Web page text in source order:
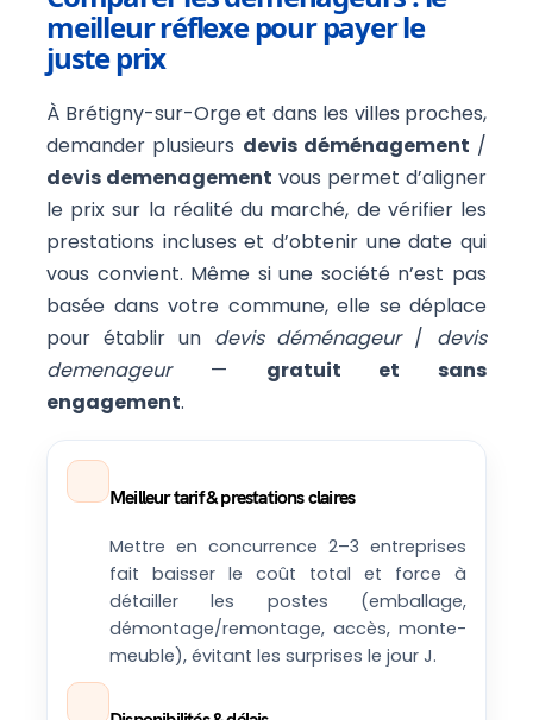
meilleur réflexe pour payer le
juste prix
À Brétigny-sur-Orge et dans les villes proches,
demander plusieurs devis déménagement /
devis demenagement vous permet d’aligner
le prix sur la réalité du marché, de vérifier les
prestations incluses et d’obtenir une date qui
vous convient. Même si une société n’est pas
basée dans votre commune, elle se déplace
pour établir un devis déménageur/ devis
demenageur— gratuit et sans
engagement.
Meilleur tarif & prestations claires
Mettre en concurrence 2–3 entreprises
fait baisser le coût total et force à
détailler les postes (emballage,
démontage/remontage, accès, monte-
meuble), évitant les surprises le jour J.